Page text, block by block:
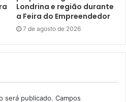
planejada para devolver
de garantir a segurança
o patrulhamento e
O objetivo é coibir esses
do Marco Zero”,
Londrina e região durante
a Feira do Empreendedor
7 de agosto de 2026
será publicado. Campos